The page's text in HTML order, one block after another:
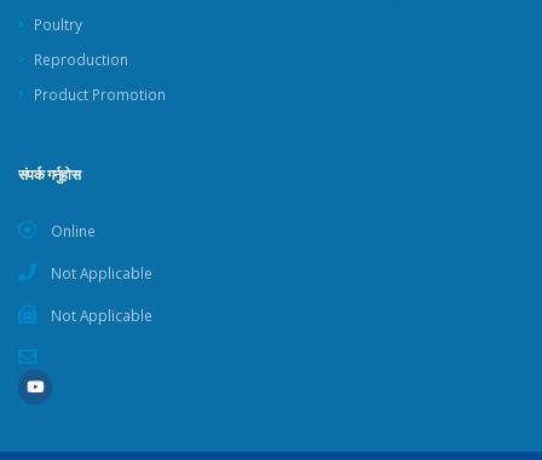
Poultry
Reproduction
Product Promotion
संपर्क गर्नुहोस
Online
Not Applicable
Not Applicable